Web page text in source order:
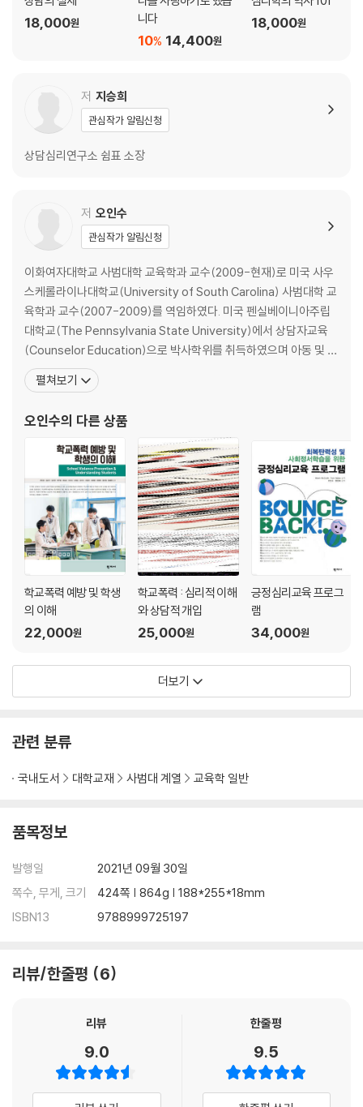
3. 학교장 자체해결제
4. 학교폭력 예방교육
2. 담임교사의 역할 및 중요성
3. 학교폭력 예방을 위한 생활지도
2. 사이버폭력에 대한 심리적 이해
3. 사이버폭력과 상담
제10장 성폭력의 예방과 지도
1. 성폭력이란 무엇인가
2. 청소년 성폭력의 동향
3. 청소년 성폭력 피해자와 가해자 이해하기
4. 청소년 성폭력 예방교육
5. 성폭력 사건 발생 후 교사의 역할
제11장 학교폭력 관련 부모교육 및 상담
2. 학교폭력 예방을 위한 부모역할과 교육
3. 부모의 학교폭력 대처
4. 학교폭력 사후 부모교육과 상담
제12장 학교폭력 분쟁조정의 이해와 실제
1. 학교폭력 분쟁조정의 이해
2. 학교폭력 분쟁조정의 단계 및 진행 모델
3. 학교폭력 분쟁조정의 사례와 단계별 개입
찾아보기
18,000원
니다
14,400원
10%
18,000원
저 지승희
관심작가 알림신청
상담심리연구소 쉼표 소장
저 오인수
관심작가 알림신청
이화여자대학교 사범대학 교육학과 교수(2009-현재)로 미국 사우
스케롤라이나대학교(University of South Carolina) 사범대학 교
육학과 교수(2007-2009)를 역임하였다. 미국 펜실베이니아주립
대학교(The Pennsylvania State University)에서 상담자교육
(Counselor Education)으로 박사학위를 취득하였으며 아동 및 청
소년의 상담과 교육 전문가이다. 학교폭력 및 학생 부적응에 관한 연
구를 수행하여 약 100여 편의 국내외 논문을 발표하였고 학술지인
수교수(2017) 및
펼쳐보기
오인수의 다른 상품
학교폭력 예방 및 학생
의 이해
22,000원
학교폭력 : 심리적 이해
와 상담적 개입
25,000원
긍정심리교육 프로그
램
34,000원
더보기
관련 분류
국내도서 대학교재 사범대 계열 교육학 일반
품목정보
발행일
2021년 09월 30일
쪽수, 무게, 크기
424쪽 | 864g | 188*255*18mm
ISBN13
9788999725197
리뷰/한줄평 6
리뷰
9.0
한줄평
9.5